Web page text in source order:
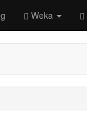
Weka